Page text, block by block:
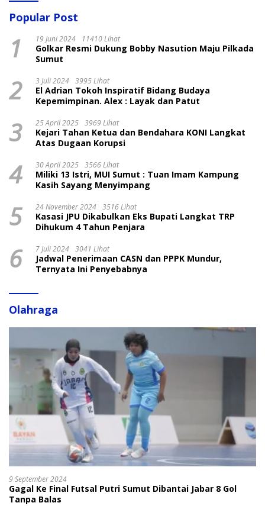
Popular Post
1 19 Juni 2024 11410 Lihat
Golkar Resmi Dukung Bobby Nasution Maju Pilkada
Sumut
2 3 Juli 2024 3995 Lihat
El Adrian Tokoh Inspiratif Bidang Budaya
Kepemimpinan. Alex : Layak dan Patut
3 25 April 2025 3969 Lihat
Kejari Tahan Ketua dan Bendahara KONI Langkat
Atas Dugaan Korupsi
4 30 April 2025 3566 Lihat
Miliki 13 Istri, MUI Sumut : Tuan Imam Kampung
Kasih Sayang Menyimpang
5 24 November 2024 3516 Lihat
Kasasi JPU Dikabulkan Eks Bupati Langkat TRP
Dihukum 4 Tahun Penjara
6 7 Juli 2024 3041 Lihat
Jadwal Penerimaan CASN dan PPPK Mundur,
Ternyata Ini Penyebabnya
Olahraga
9 September 2024
Gagal Ke Final Futsal Putri Sumut Dibantai Jabar 8 Gol
Tanpa Balas